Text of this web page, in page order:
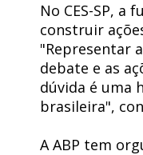
No CES-SP, a
construir
"Representar
debate e as
dúvida é uma
brasileira",
A ABP tem